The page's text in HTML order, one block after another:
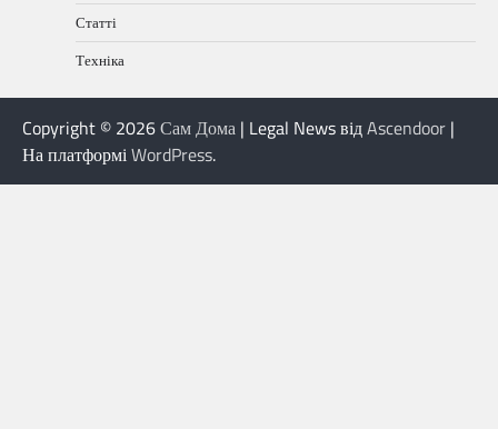
Статті
Техніка
Copyright © 2026Сам Дома | Legal News відAscendoor |
На платформіWordPress.